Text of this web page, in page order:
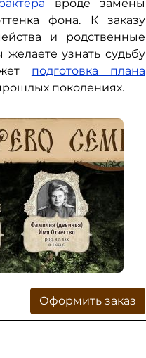
вроде замены
фона. К заказу
и родственные
узнать судьбу
подготовка плана
поколениях.
Оформить заказ